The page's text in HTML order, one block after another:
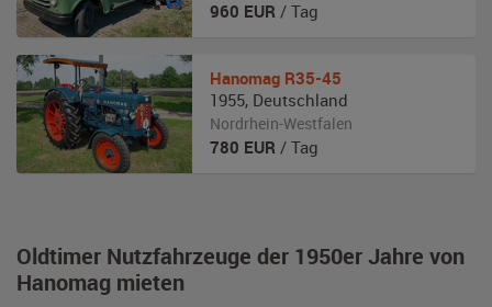
Oldtimer Nutzfahrzeuge der 1950er Jahre von
Hanomag mieten
960 EUR / Tag
Hanomag R35-45
1955, Deutschland
Nordrhein-Westfalen
780 EUR / Tag